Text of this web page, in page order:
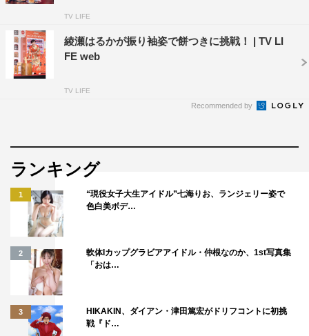
ましょう」と監督から提案。綾瀬はジャイアントコーンを
食べて「しあわせがとまらない」感情を文字通り全身で表
現し、渾身のガッツポーズを披露。
あまりにもパワフルで衝撃的なアクションを見た監督は笑
いをこらえ切れず、膝から崩れ落ちてしまった。インパク
（笑）」と評価したことでスタジオ全体が平静を取り戻
し、無事に撮影終了となった。
TV-CM「しあわせが、とまらない！」篇 （15
秒）
TV LIFE
綾瀬はるかが振り袖姿で餅つきに挑戦！ | TV LI
FE web
TV LIFE
Recommended by
ランキング
1
“現役女子大生アイドル”七海りお、ランジェリー姿で
色白美ボデ…
2
軟体Iカップグラビアアイドル・仲根なのか、1st写真集
「おは…
3
HIKAKIN、ダイアン・津田篤宏がドリフコントに初挑
戦『ド…